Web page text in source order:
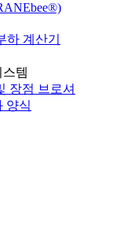
하 계산기
스템
장점 브로셔
양식